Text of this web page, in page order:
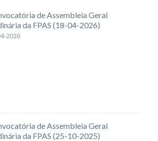
de Assembleia Geral
da FPAS (18-04-2026)
2026
de Assembleia Geral
da FPAS (25-10-2025)